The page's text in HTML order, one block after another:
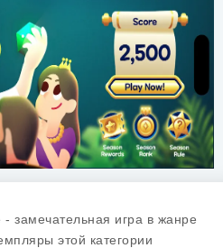
замечательная игра в жанре
этой категории